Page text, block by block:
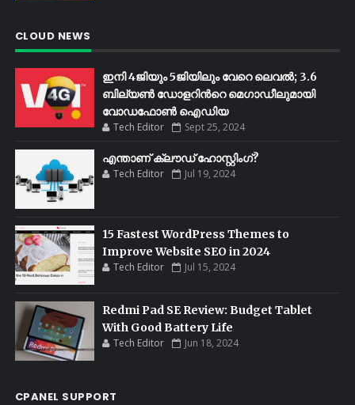
CLOUD NEWS
ഇനി 4ജിയും 5ജിയിലും വേറെ ലെവൽ; 3.6
ബില്യണ്‍ ഡോളറിന്‍റെ മെഗാഡീലുമായി
വോഡഫോണ്‍ ഐഡിയ
Tech Editor Sept 25, 2024
എന്താണ് ക്ലൗഡ് ഹോസ്റ്റിംഗ്?
Tech Editor Jul 19, 2024
15 Fastest WordPress Themes to
Improve Website SEO in 2024
Tech Editor Jul 15, 2024
Redmi Pad SE Review: Budget Tablet
With Good Battery Life
Tech Editor Jun 18, 2024
CPANEL SUPPORT